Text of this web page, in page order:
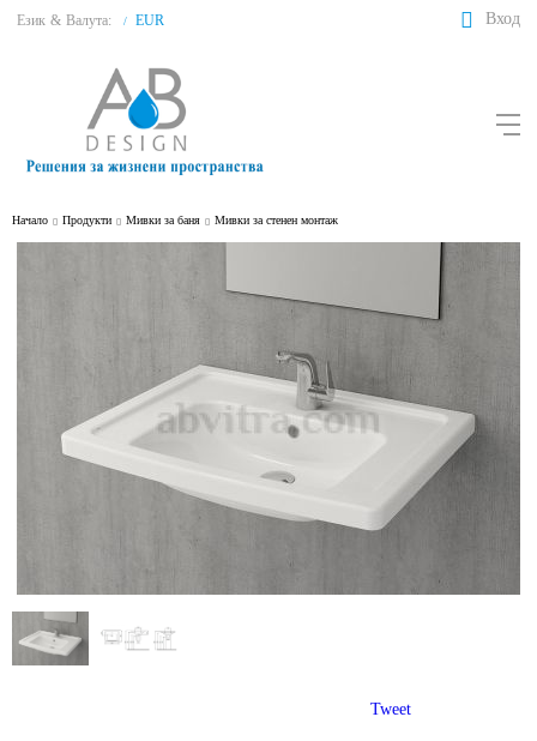
Език & Валута: / EUR Вход
Начало Продукти Мивки за баня Мивки за стенен монтаж
Tweet